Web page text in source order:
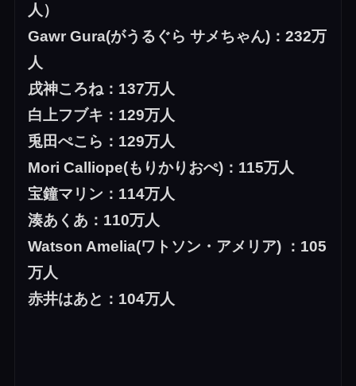
人）
Gawr Gura(がうるぐら サメちゃん)：232万
人
戌神ころね：137万人
白上フブキ：129万人
兎田ぺこら：129万人
Mori Calliope(もりかりおぺ)：115万人
宝鐘マリン：114万人
湊あくあ：110万人
Watson Amelia(ワトソン・アメリア) ：105
万人
赤井はあと：104万人